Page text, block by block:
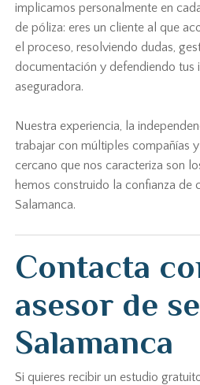
implicamos personalmente en
de póliza: eres un cliente al que
el proceso, resolviendo dudas,
documentación y defendiendo tus
aseguradora.
Nuestra experiencia, la
trabajar con múltiples compañías
cercano que nos caracteriza son
hemos construido la confianza de
Salamanca.
Contacta
asesor de
Salamanca
Si quieres recibir un estudio